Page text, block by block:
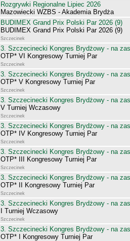
Rozgrywki Regionalne Lipiec 2026
Mazowiecki WZBS - Akademia Brydża
BUDIMEX Grand Prix Polski Par 2026 (9)
BUDIMEX Grand Prix Polski Par 2026 (9)
Szczecinek
3. Szczecinecki Kongres Brydżowy - na
OTP* VI Kongresowy Turniej Par
Szczecinek
3. Szczecinecki Kongres Brydżowy - na
OTP* V Kongresowy Turniej Par
Szczecinek
3. Szczecinecki Kongres Brydżowy - na
V Turniej Wczasowy
Szczecinek
3. Szczecinecki Kongres Brydżowy - na
OTP* IV Kongresowy Turniej Par
Szczecinek
3. Szczecinecki Kongres Brydżowy - na
OTP* III Kongresowy Turniej Par
Szczecinek
3. Szczecinecki Kongres Brydżowy - na
OTP* II Kongresowy Turniej Par
Szczecinek
3. Szczecinecki Kongres Brydżowy - na
I Turniej Wczasowy
Szczecinek
3. Szczecinecki Kongres Brydżowy - na
OTP* I Kongresowy Turniej Par